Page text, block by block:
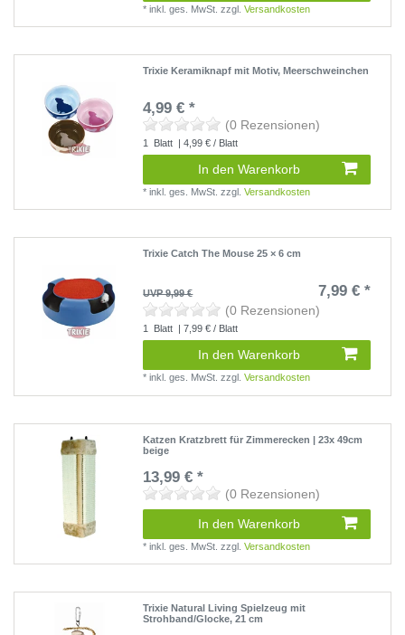
*inkl. ges. MwSt. zzgl.Versandkosten
Trixie Keramiknapf mit Motiv, Meerschweinchen
4,99 € *
(0 Rezensionen)
1 Blatt | 4,99 € / Blatt
In den Warenkorb
*inkl. ges. MwSt. zzgl.Versandkosten
Trixie Catch The Mouse 25 × 6 cm
UVP 9,99 € 7,99 € *
(0 Rezensionen)
1 Blatt | 7,99 € / Blatt
In den Warenkorb
*inkl. ges. MwSt. zzgl.Versandkosten
Katzen Kratzbrett für Zimmerecken | 23x 49cm
beige
13,99 € *
(0 Rezensionen)
In den Warenkorb
*inkl. ges. MwSt. zzgl.Versandkosten
Trixie Natural Living Spielzeug mit
Strohband/Glocke, 21 cm